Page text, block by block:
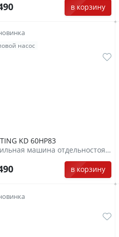
в корзину
насос
KD 60HP83
Сушильная машина отдельностоящая
в корзину